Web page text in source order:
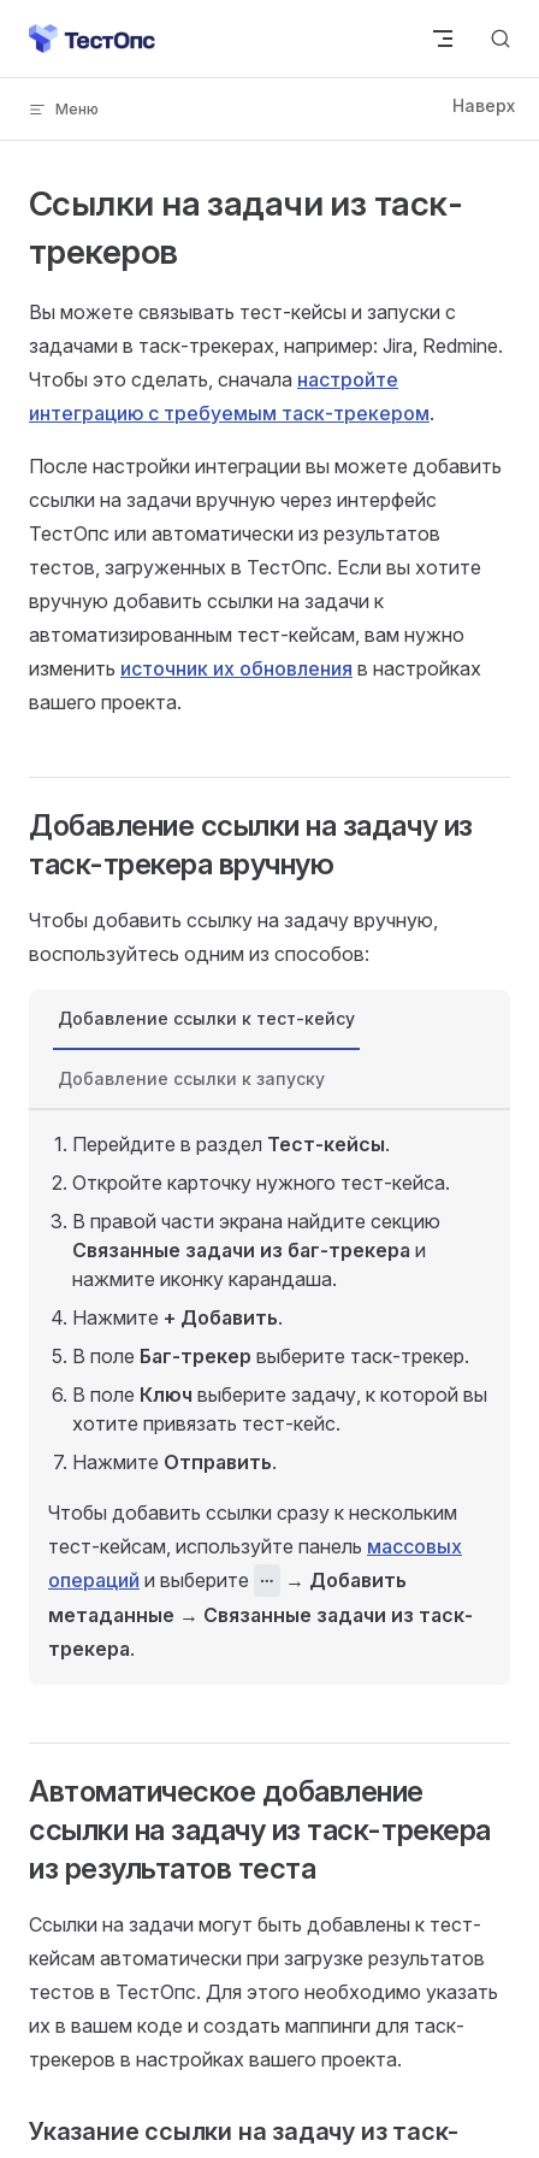
Skip to content
Ссылки на задачи из таск-
трекеров
Вы можете связывать тест-кейсы и запуски с
задачами в таск-трекерах, например: Jira, Redmine.
Чтобы это сделать, сначала настройте
интеграцию с требуемым таск-трекером.
После настройки интеграции вы можете добавить
ссылки на задачи вручную через интерфейс
ТестОпс или автоматически из результатов
тестов, загруженных в ТестОпс. Если вы хотите
вручную добавить ссылки на задачи к
автоматизированным тест-кейсам, вам нужно
изменить источник их обновления в настройках
вашего проекта.
Добавление ссылки на задачу из
таск-трекера вручную
Чтобы добавить ссылку на задачу вручную,
воспользуйтесь одним из способов:
Добавление ссылки к тест-кейсу
Добавление ссылки к запуску
Перейдите в раздел Тест-кейсы.
Откройте карточку нужного тест-кейса.
В правой части экрана найдите секцию
Связанные задачи из баг-трекера и
нажмите иконку карандаша.
Нажмите + Добавить.
В поле Баг-трекер выберите таск-трекер.
В поле Ключ выберите задачу, к которой вы
хотите привязать тест-кейс.
Нажмите Отправить.
Чтобы добавить ссылки сразу к нескольким
тест-кейсам, используйте панель массовых
операций и выберите ⋯ → Добавить
метаданные → Связанные задачи из таск-
трекера.
Автоматическое добавление
ссылки на задачу из таск-трекера
из результатов теста
Ссылки на задачи могут быть добавлены к тест-
кейсам автоматически при загрузке результатов
тестов в ТестОпс. Для этого необходимо указать
их в вашем коде и создать маппинги для таск-
трекеров в настройках вашего проекта.
Указание ссылки на задачу из таск-